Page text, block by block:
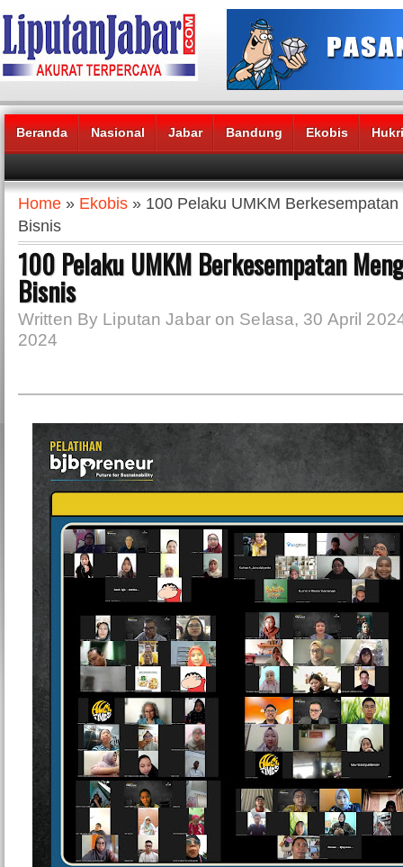
Beranda Nasional Jabar Bandung Ekobis
Headlines News :
Home » Ekobis » 100 Pelaku UMKM
Bisnis
100 Pelaku UMKM Berkesempatan
Bisnis
Written By Liputan Jabar on Selasa, 30 April
2024